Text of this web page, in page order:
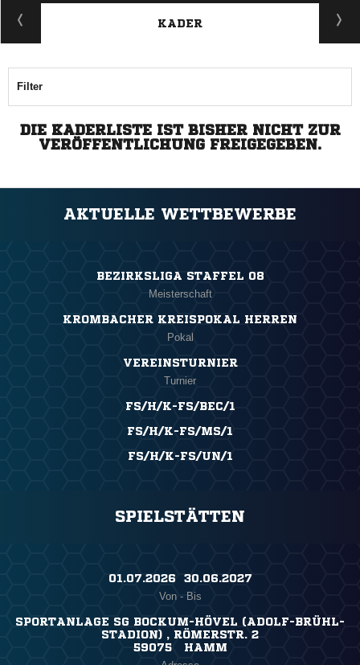
KADER
Filter
DIE KADERLISTE IST BISHER NICHT ZUR
VERÖFFENTLICHUNG FREIGEGEBEN.
AKTUELLE WETTBEWERBE
BEZIRKSLIGA STAFFEL 08
Meisterschaft
KROMBACHER KREISPOKAL HERREN
Pokal
VEREINSTURNIER
Turnier
FS/H/K-FS/BEC/1
FS/H/K-FS/MS/1
FS/H/K-FS/UN/1
SPIELSTÄTTEN
01.07.2026 ​ 30.06.2027
Von - Bis
SPORTANLAGE SG BOCKUM-HÖVEL (ADOLF-BRÜHL-
STADION) , RÖMERSTR. 2
59075 HAMM